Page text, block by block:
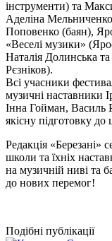
інструменти) та
Аделіна
Поповенко (баян),
«Веселі музики»
Наталія Долинська
Рєзніков).
Всі учасники
музичні наставники
Інна Гойман, Василь
якісну підготовку
Редакція «Березані»
школи та їхніх
на музичній ниві та
до нових перемог!
Подібні публікації